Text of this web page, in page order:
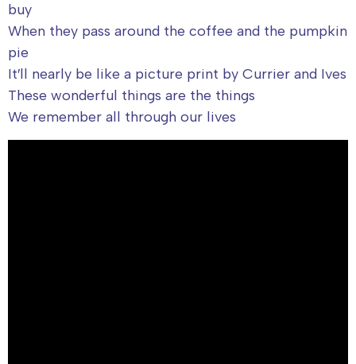
buy
When they pass around the coffee and the pumpkin
pie
It′ll nearly be like a picture print by Currier and Ives
These wonderful things are the things
We remember all through our lives